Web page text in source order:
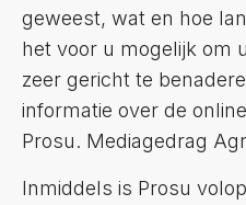
geweest, wat en hoe
het voor u mogelijk om
zeer gericht te
informatie over de
Prosu. Mediagedrag
Inmiddels is Prosu